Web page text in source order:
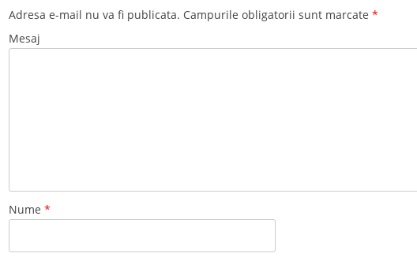
Adresa e-mail nu va fi publicata. Campurile obligatorii sunt marcate*
Mesaj
Nume*